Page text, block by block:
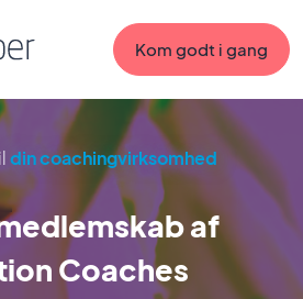
Kom godt i gang
din coachingvirksomhed
af
Coaches